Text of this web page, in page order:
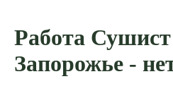
Работа
Запорожье -